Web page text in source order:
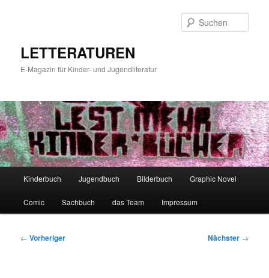
LETTERATUREN
E-Magazin für Kinder- und Jugendliteratur
Kinderbuch Jugendbuch Bilderbuch Graphic Novel
Comic Sachbuch das Team Impressum
Beitragsnavigation
← Vorheriger Nächster →